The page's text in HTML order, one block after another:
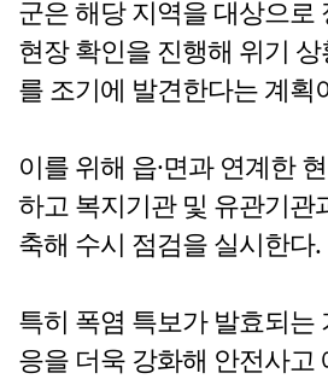
군은 해당 지역을 대상으로
현장 확인을 진행해 위기
를 조기에 발견한다는 계획
이를 위해 읍·면과 연계한
하고 복지기관 및 유관기관
축해 수시 점검을 실시한다.
특히 폭염 특보가 발효되는
응을 더욱 강화해 안전사고